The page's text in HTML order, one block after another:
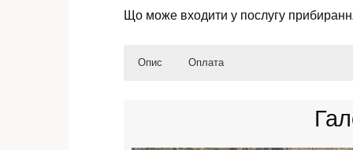
Що може входити у послугу
Опис Оплата
Очищення від бур’янів та
Грошовий переказ системою: